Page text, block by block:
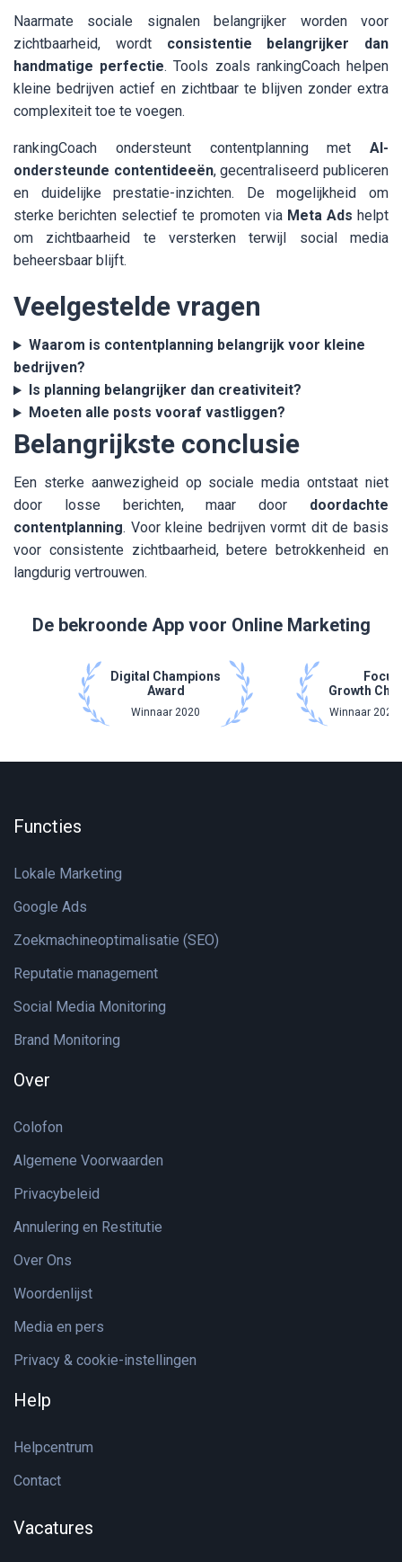
Naarmate sociale signalen belangrijker worden voor
zichtbaarheid, wordt consistentie belangrijker dan
handmatige perfectie. Tools zoals rankingCoach helpen
kleine bedrijven actief en zichtbaar te blijven zonder extra
complexiteit toe te voegen.
rankingCoach ondersteunt contentplanning met AI-
ondersteunde contentideeën, gecentraliseerd publiceren
en duidelijke prestatie-inzichten. De mogelijkheid om
sterke berichten selectief te promoten via Meta Ads helpt
om zichtbaarheid te versterken terwijl social media
beheersbaar blijft.
Veelgestelde vragen
Waarom is contentplanning belangrijk voor kleine
bedrijven?
Is planning belangrijker dan creativiteit?
Moeten alle posts vooraf vastliggen?
Belangrijkste conclusie
Een sterke aanwezigheid op sociale media ontstaat niet
door losse berichten, maar door doordachte
contentplanning. Voor kleine bedrijven vormt dit de basis
voor consistente zichtbaarheid, betere betrokkenheid en
langdurig vertrouwen.
De bekroonde App voor Online Marketing
Digital Champions
Award
Winnaar 2020
Focus
Growth
Winnaar 2021
Functies
Lokale Marketing
Google Ads
Zoekmachineoptimalisatie (SEO)
Reputatie management
Social Media Monitoring
Brand Monitoring
Over
Colofon
Algemene Voorwaarden
Privacybeleid
Annulering en Restitutie
Over Ons
Woordenlijst
Media en pers
Privacy & cookie-instellingen
Help
Helpcentrum
Contact
Vacatures